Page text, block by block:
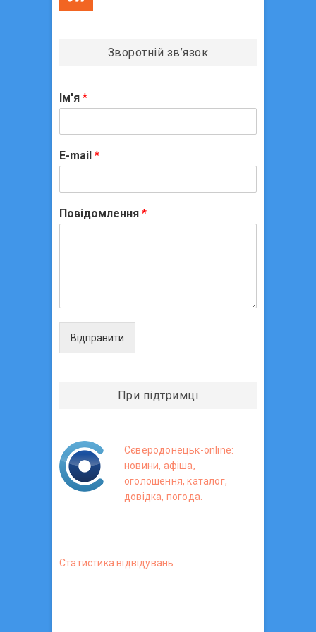
Зворотній зв’язок
Ім'я *
E-mail *
Повідомлення *
Відправити
При підтримці
Сєверодонецьк-online:
новини, афіша,
оголошення, каталог,
довідка, погода.
Статистика вiдвiдувань